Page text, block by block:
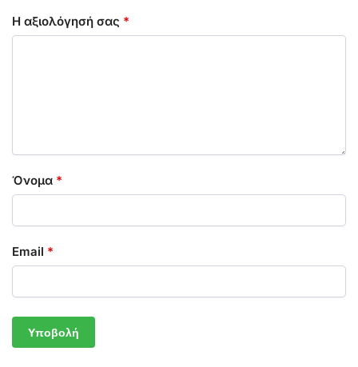
Η αξιολόγησή σας *
Όνομα *
Email *